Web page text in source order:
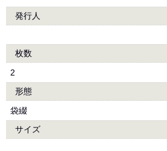
発行人
枚数
2
形態
袋綴
サイズ